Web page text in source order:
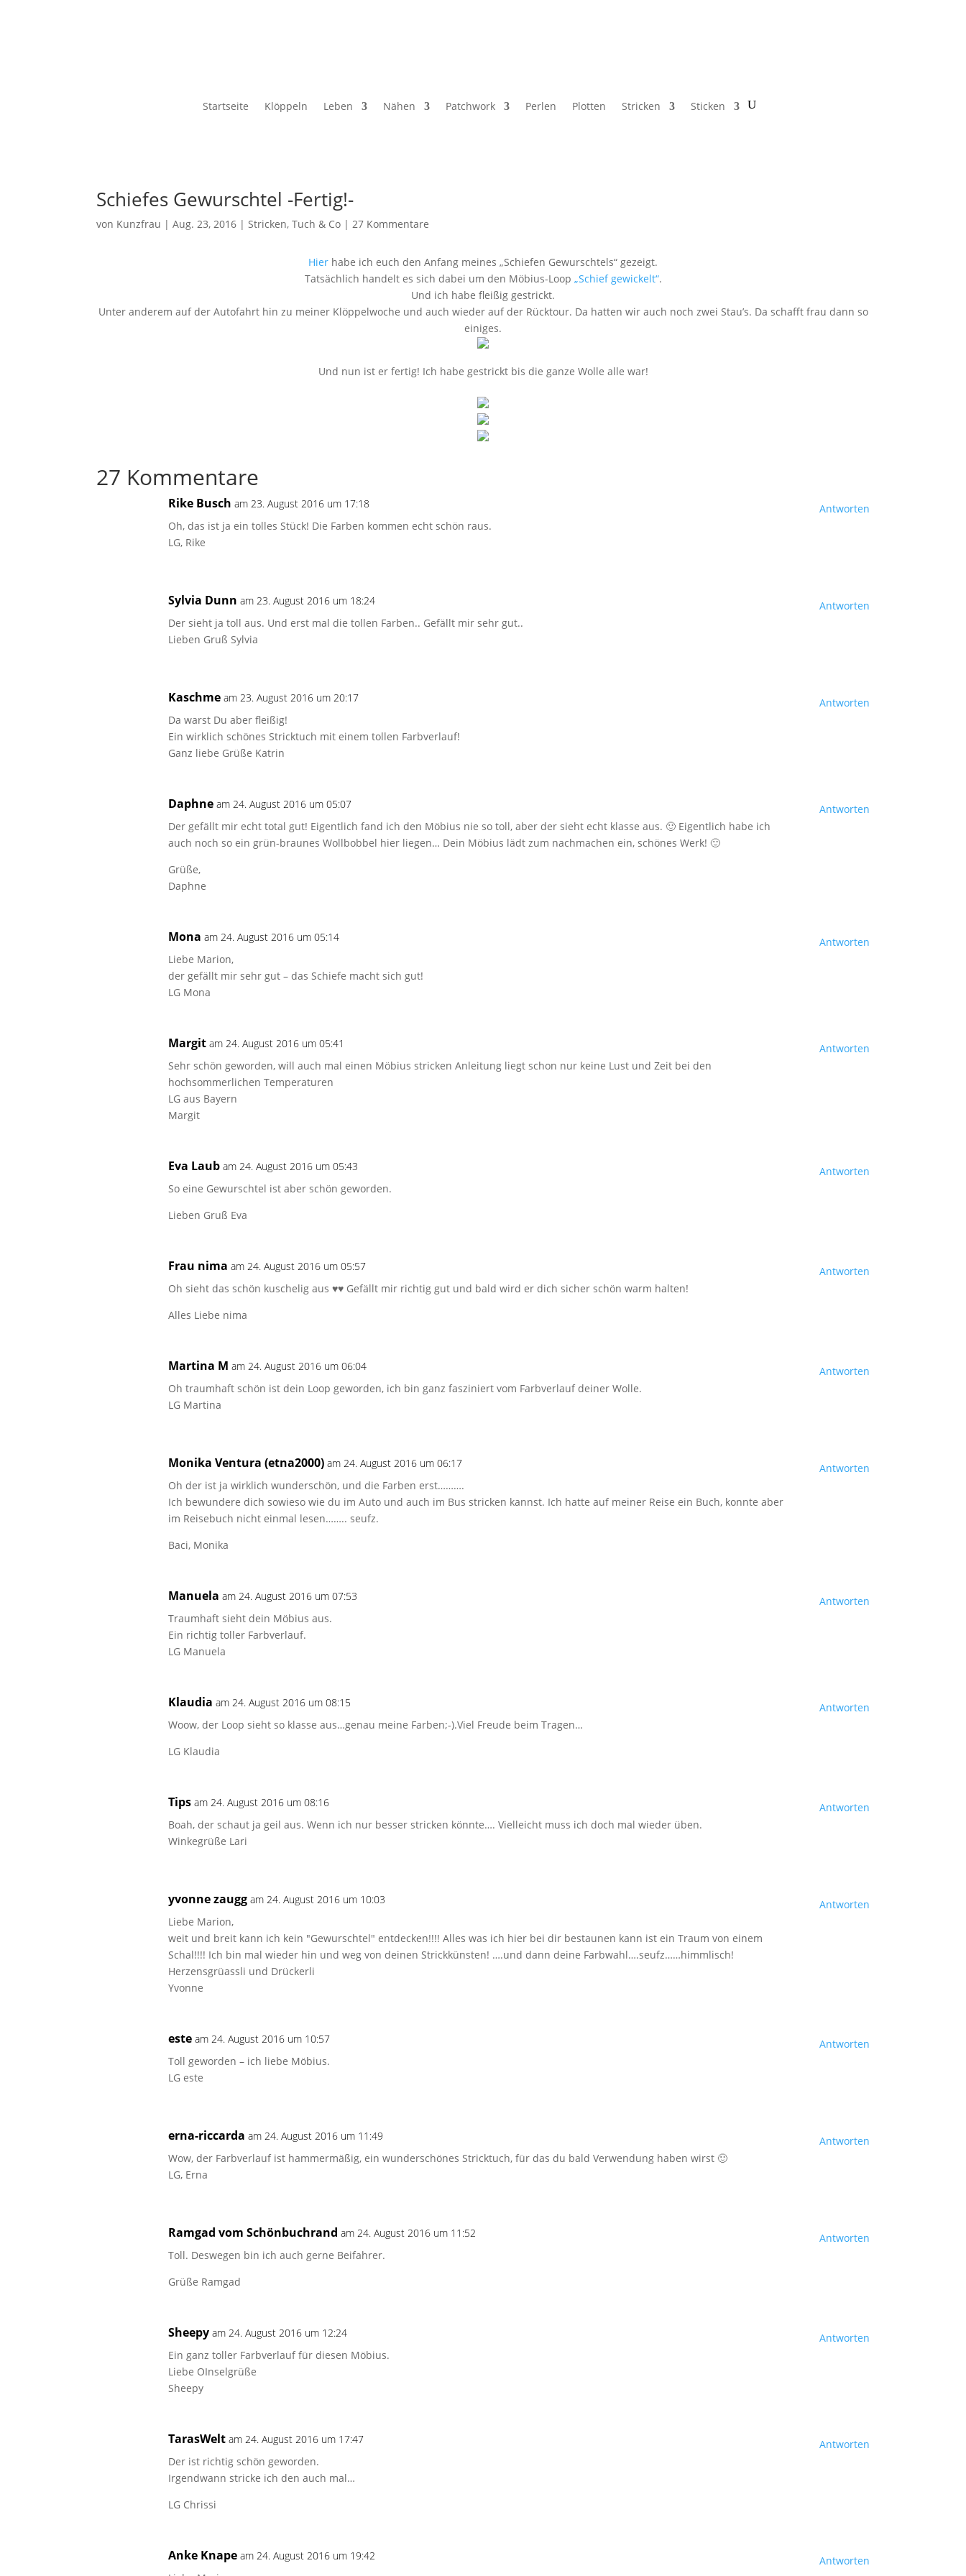
Startseite Klöppeln Leben Nähen Patchwork Perlen Plotten Stricken Sticken
Schiefes Gewurschtel -Fertig!-
von Kunzfrau |Aug. 23, 2016 |Stricken,Tuch & Co |27 Kommentare
Hier habe ich euch den Anfang meines „Schiefen Gewurschtels“ gezeigt.
Tatsächlich handelt es sich dabei um den Möbius-Loop „Schief gewickelt“.
Und ich habe fleißig gestrickt.
Unter anderem auf der Autofahrt hin zu meiner Klöppelwoche und auch wieder auf der Rücktour. Da hatten wir auch noch zwei Stau’s. Da schafft frau dann so
einiges.
Und nun ist er fertig! Ich habe gestrickt bis die ganze Wolle alle war!
27 Kommentare
Rike Busch am 23. August 2016 um 17:18
Oh, das ist ja ein tolles Stück! Die Farben kommen echt schön raus.
LG, Rike
Antworten
Sylvia Dunn am 23. August 2016 um 18:24
Der sieht ja toll aus. Und erst mal die tollen Farben.. Gefällt mir sehr gut..
Lieben Gruß Sylvia
Antworten
Kaschme am 23. August 2016 um 20:17
Da warst Du aber fleißig!
Ein wirklich schönes Stricktuch mit einem tollen Farbverlauf!
Ganz liebe Grüße Katrin
Antworten
Daphne am 24. August 2016 um 05:07
Der gefällt mir echt total gut! Eigentlich fand ich den Möbius nie so toll, aber der sieht echt klasse aus. 🙂 Eigentlich habe ich
auch noch so ein grün-braunes Wollbobbel hier liegen… Dein Möbius lädt zum nachmachen ein, schönes Werk! 🙂
Grüße,
Daphne
Antworten
Mona am 24. August 2016 um 05:14
Liebe Marion,
der gefällt mir sehr gut – das Schiefe macht sich gut!
LG Mona
Antworten
Margit am 24. August 2016 um 05:41
Sehr schön geworden, will auch mal einen Möbius stricken Anleitung liegt schon nur keine Lust und Zeit bei den
hochsommerlichen Temperaturen
LG aus Bayern
Margit
Antworten
Eva Laub am 24. August 2016 um 05:43
So eine Gewurschtel ist aber schön geworden.
Lieben Gruß Eva
Antworten
Frau nima am 24. August 2016 um 05:57
Oh sieht das schön kuschelig aus ♥♥ Gefällt mir richtig gut und bald wird er dich sicher schön warm halten!
Alles Liebe nima
Antworten
Martina M am 24. August 2016 um 06:04
Oh traumhaft schön ist dein Loop geworden, ich bin ganz fasziniert vom Farbverlauf deiner Wolle.
LG Martina
Antworten
Monika Ventura (etna2000) am 24. August 2016 um 06:17
Oh der ist ja wirklich wunderschön, und die Farben erst……….
Ich bewundere dich sowieso wie du im Auto und auch im Bus stricken kannst. Ich hatte auf meiner Reise ein Buch, konnte aber
im Reisebuch nicht einmal lesen…….. seufz.
Baci, Monika
Antworten
Manuela am 24. August 2016 um 07:53
Traumhaft sieht dein Möbius aus.
Ein richtig toller Farbverlauf.
LG Manuela
Antworten
Klaudia am 24. August 2016 um 08:15
Woow, der Loop sieht so klasse aus…genau meine Farben;-).Viel Freude beim Tragen…
LG Klaudia
Antworten
Tips am 24. August 2016 um 08:16
Boah, der schaut ja geil aus. Wenn ich nur besser stricken könnte…. Vielleicht muss ich doch mal wieder üben.
Winkegrüße Lari
Antworten
yvonne zaugg am 24. August 2016 um 10:03
Liebe Marion,
weit und breit kann ich kein "Gewurschtel" entdecken!!!! Alles was ich hier bei dir bestaunen kann ist ein Traum von einem
Schal!!!! Ich bin mal wieder hin und weg von deinen Strickkünsten! ….und dann deine Farbwahl….seufz……himmlisch!
Herzensgrüassli und Drückerli
Yvonne
Antworten
este am 24. August 2016 um 10:57
Toll geworden – ich liebe Möbius.
LG este
Antworten
erna-riccarda am 24. August 2016 um 11:49
Wow, der Farbverlauf ist hammermäßig, ein wunderschönes Stricktuch, für das du bald Verwendung haben wirst 🙂
LG, Erna
Antworten
Ramgad vom Schönbuchrand am 24. August 2016 um 11:52
Toll. Deswegen bin ich auch gerne Beifahrer.
Grüße Ramgad
Antworten
Sheepy am 24. August 2016 um 12:24
Ein ganz toller Farbverlauf für diesen Möbius.
Liebe OInselgrüße
Sheepy
Antworten
TarasWelt am 24. August 2016 um 17:47
Der ist richtig schön geworden.
Irgendwann stricke ich den auch mal…
LG Chrissi
Antworten
Anke Knape am 24. August 2016 um 19:42
Antworten